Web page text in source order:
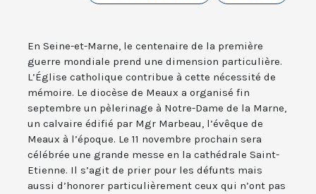
En Seine-et-Marne, le centenaire de la première
guerre mondiale prend une dimension particulière.
L’Église catholique contribue à cette nécessité de
mémoire. Le diocèse de Meaux a organisé fin
septembre un pèlerinage à Notre-Dame de la Marne,
un calvaire édifié par Mgr Marbeau, l’évêque de
Meaux à l’époque. Le 11 novembre prochain sera
célébrée une grande messe en la cathédrale Saint-
Etienne. Il s’agit de prier pour les défunts mais
aussi d’honorer particulièrement ceux qui n’ont pas